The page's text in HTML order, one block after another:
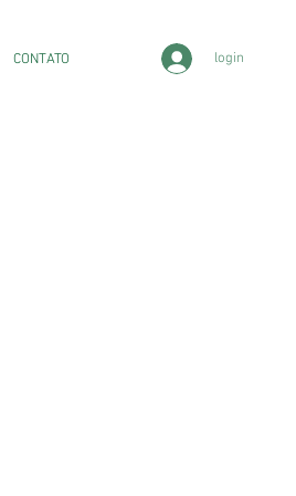
CONTATO login